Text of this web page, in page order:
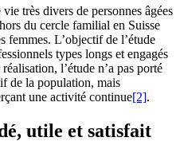
très divers de personnes âgées
du cercle familial en Suisse
femmes. L’objectif de l’étude
types longs et engagés
l’étude n’a pas porté
de la population, mais
une activité continue[2].
utile et satisfait